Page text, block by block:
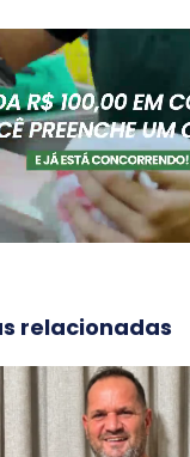
relacionadas